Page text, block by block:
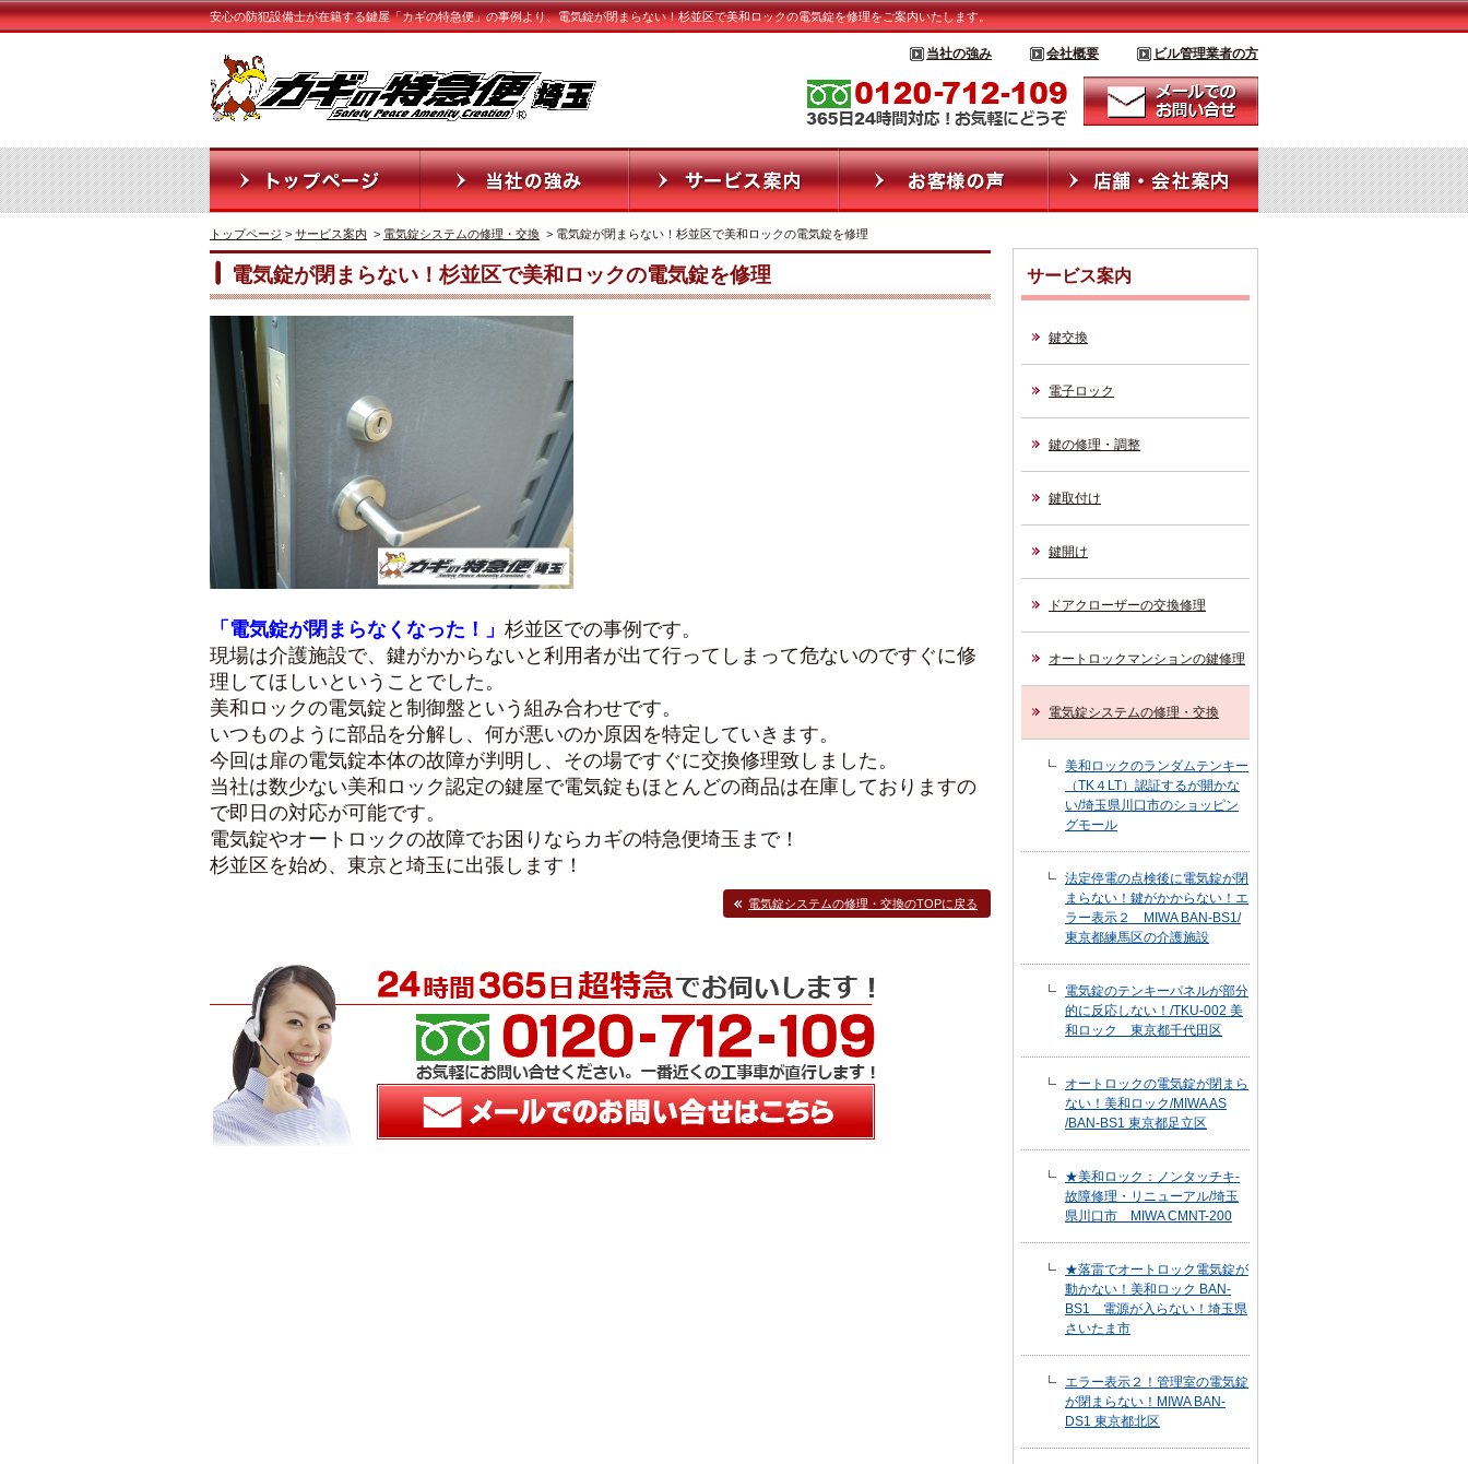
安心の防犯設備士が在籍する鍵屋「カギの特急便」の事例より、電気錠が閉まらない！杉並区で美和ロックの電気錠を修理をご案内いたします。
当社の強み 会社概要 ビル管理業者の方
トップページ > サービス案内 > 電気錠システムの修理・交換 > 電気錠が閉まらない！杉並区で美和ロックの電気錠を修理
電気錠が閉まらない！杉並区で美和ロックの電気錠を修理
「電気錠が閉まらなくなった！」 杉並区での事例です。
現場は介護施設で、鍵がかからないと利用者が出て行ってしまって危ないのですぐに修
理してほしいということでした。
美和ロックの電気錠と制御盤という組み合わせです。
いつものように部品を分解し、何が悪いのか原因を特定していきます。
今回は扉の電気錠本体の故障が判明し、その場ですぐに交換修理致しました。
当社は数少ない美和ロック認定の鍵屋で電気錠もほとんどの商品は在庫しておりますの
で即日の対応が可能です。
電気錠やオートロックの故障でお困りならカギの特急便埼玉まで！
杉並区を始め、東京と埼玉に出張します！
電気錠システムの修理・交換のTOPに戻る
サービス案内
鍵交換
電子ロック
鍵の修理・調整
鍵取付け
鍵開け
ドアクローザーの交換修理
オートロックマンションの鍵修理
電気錠システムの修理・交換
美和ロックのランダムテンキー
（TK４LT）認証するが開かな
い/埼玉県川口市のショッピン
グモール
法定停電の点検後に電気錠が閉
まらない！鍵がかからない！エ
ラー表示２ MIWA BAN-BS1/
東京都練馬区の介護施設
電気錠のテンキーパネルが部分
的に反応しない！/TKU-002 美
和ロック 東京都千代田区
オートロックの電気錠が閉まら
ない！美和ロック/MIWA AS
/BAN-BS1 東京都足立区
★美和ロック：ノンタッチキ-
故障修理・リニューアル/埼玉
県川口市 MIWA CMNT-200
★落雷でオートロック電気錠が
動かない！美和ロック BAN-
BS1 電源が入らない！埼玉県
さいたま市
エラー表示２！管理室の電気錠
が閉まらない！MIWA BAN-
DS1 東京都北区